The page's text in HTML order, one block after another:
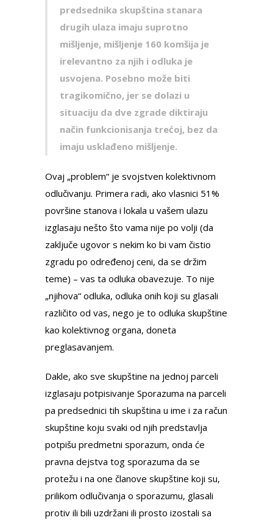
predsednika skupština stanara
drugih ulaza imaju suprotno
mišlјenje, mišlјenje 160 komšija je
irelevantno za njih i odluka je
usvojena. Posebno može biti
tragikomično, jer se dolazi u
situaciju da dve zgrade diktiraju
način funkcionisanja trećoj, bez da
imaju usklađeno mišlјenje.
Ovaj „problem“ je svojstven kolektivnom
odlučivanju. Primera radi, ako vlasnici 51%
površine stanova i lokala u vašem ulazu
izglasaju nešto što vama nije po volji (da
zaključe ugovor s nekim ko bi vam čistio
zgradu po određenoj ceni, da se držim
teme) – vas ta odluka obavezuje. To nije
„njihova“ odluka, odluka onih koji su glasali
različito od vas, nego je to odluka skupštine
kao kolektivnog organa, doneta
preglasavanjem.
Dakle, ako sve skupštine na jednoj parceli
izglasaju potpisivanje Sporazuma na parceli
pa predsednici tih skupština u ime i za račun
skupštine koju svaki od njih predstavlja
potpišu predmetni sporazum, onda će
pravna dejstva tog sporazuma da se
protežu i na one članove skupštine koji su,
prilikom odlučivanja o sporazumu, glasali
protiv ili bili uzdržani ili prosto izostali sa